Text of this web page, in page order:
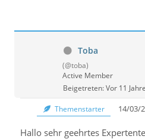
Toba
(@toba)
Active Member
Beigetreten: Vor 11
Themenstarter 14/03/
Hallo sehr geehrtes